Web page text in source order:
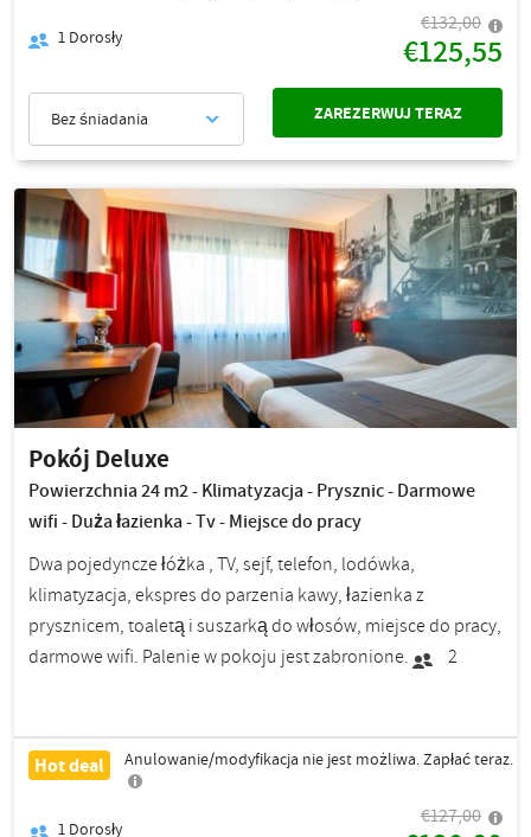
1 Dorosły
€132,00
€125,55
Bez śniadania ZAREZERWUJ TERAZ
Pokój Deluxe
Powierzchnia 24 m2 - Klimatyzacja - Prysznic - Darmowe
wifi - Duża łazienka - Tv - Miejsce do pracy
Dwa pojedyncze łóżka , TV, sejf, telefon, lodówka,
klimatyzacja, ekspres do parzenia kawy, łazienka z
prysznicem, toaletą i suszarką do włosów, miejsce do pracy,
darmowe wifi. Palenie w pokoju jest zabronione.
2
Hot deal Anulowanie/modyfikacja nie jest możliwa. Zapłać teraz.
1 Dorosły
€127,00